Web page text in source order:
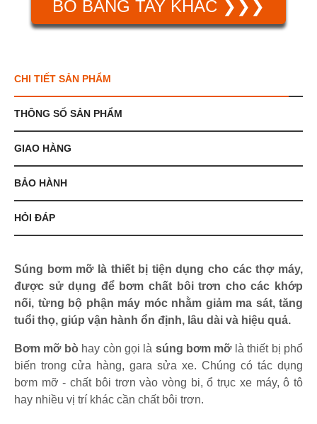
BÒ BẰNG TAY KHÁC ❯❯❯
CHI TIẾT SẢN PHẨM
THÔNG SỐ SẢN PHẨM
GIAO HÀNG
BẢO HÀNH
HỎI ĐÁP
Súng bơm mỡ là thiết bị tiện dụng cho các thợ máy,
được sử dụng để bơm chất bôi trơn cho các khớp
nối, từng bộ phận máy móc nhằm giảm ma sát, tăng
tuổi thọ, giúp vận hành ổn định, lâu dài và hiệu quả.
Bơm mỡ bò hay còn gọi là súng bơm mỡlà thiết bị phổ
biến trong cửa hàng, gara sửa xe. Chúng có tác dụng
bơm mỡ - chất bôi trơn vào vòng bi, ổ trục xe máy, ô tô
hay nhiều vị trí khác cần chất bôi trơn.